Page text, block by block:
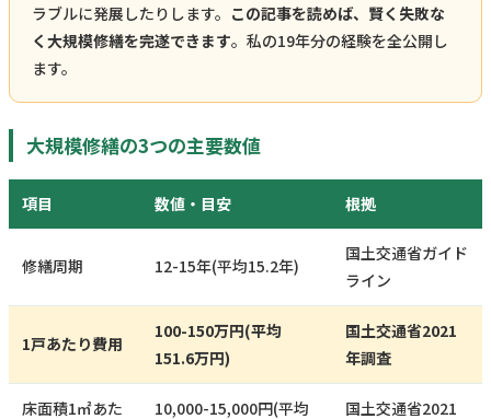
ラブルに発展したりします。 この記事を読めば、賢く失敗な
く大規模修繕を完遂できます。私の19年分の経験を全公開し
ます。
大規模修繕の3つの主要数値
項目 数値・目安 根拠
修繕周期 12-15年(平均15.2年)
国土交通省ガイド
ライン
1戸あたり費用
100-150万円(平均
151.6万円)
国土交通省2021
年調査
床面積1㎡あた
10,000-15,000円(平均
国土交通省2021